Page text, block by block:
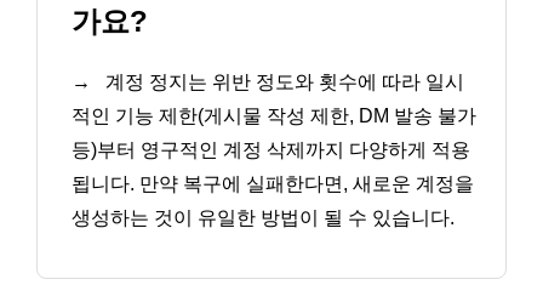
가요?
→
계정 정지는 위반 정도와 횟수에 따라 일시
적인 기능 제한(게시물 작성 제한, DM 발송 불가
등)부터 영구적인 계정 삭제까지 다양하게 적용
됩니다. 만약 복구에 실패한다면, 새로운 계정을
생성하는 것이 유일한 방법이 될 수 있습니다.